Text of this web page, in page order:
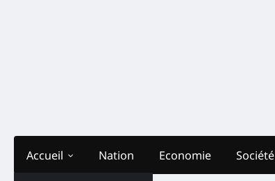
Accueil Nation Economie Société